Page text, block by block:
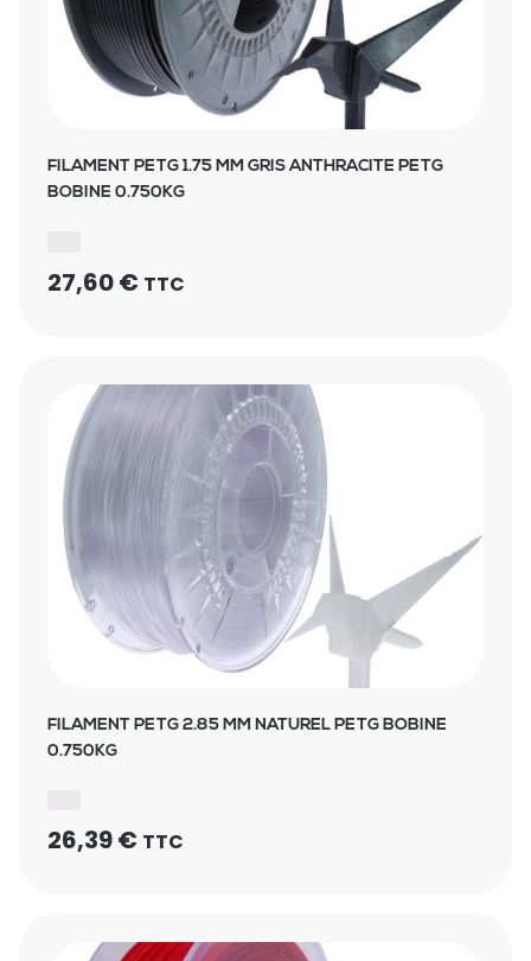
FILAMENT PETG 1.75 MM GRIS ANTHRACITE PETG
BOBINE 0.750KG
27,60€ TTC
FILAMENT PETG 2.85 MM NATUREL PETG BOBINE
0.750KG
26,39€ TTC